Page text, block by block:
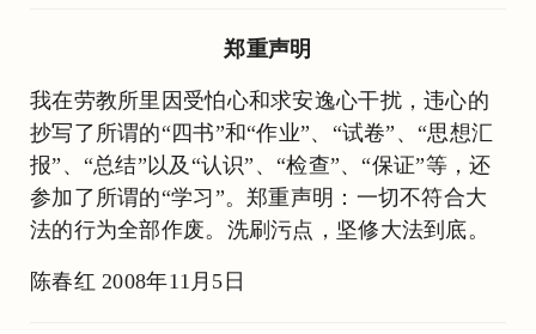
郑重声明
我在劳教所里因受怕心和求安逸心干扰，违心的
抄写了所谓的“四书”和“作业”、“试卷”、“思想汇
报”、“总结”以及“认识”、“检查”、“保证”等，还
参加了所谓的“学习”。郑重声明：一切不符合大
法的行为全部作废。洗刷污点，坚修大法到底。
陈春红 2008年11月5日